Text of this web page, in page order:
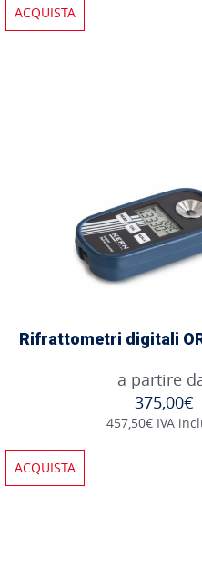
ACQUISTA
Rifrattometri digitali
a partire
375,00€
457,50€ IVA
ACQUISTA